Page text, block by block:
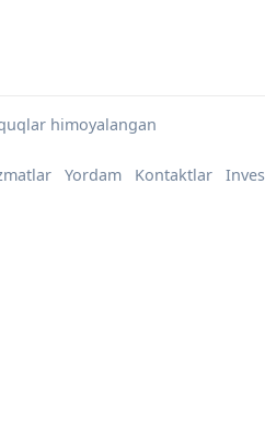
himoyalangan
Yordam Kontaktlar